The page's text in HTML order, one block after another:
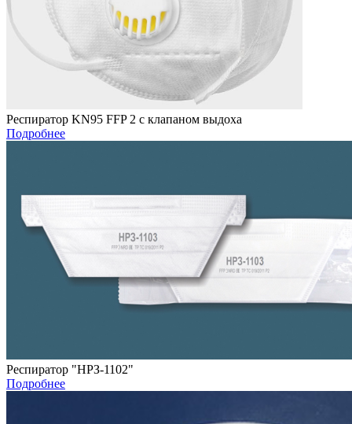
Респиратор KN95 FFP 2 с клапаном выдоха
Подробнее
Респиратор "НРЗ-1102"
Подробнее